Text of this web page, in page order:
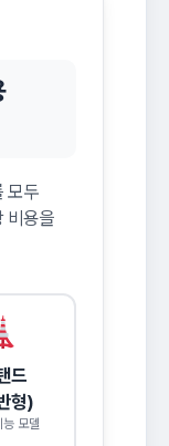
모두
비용을
드
형)
모델